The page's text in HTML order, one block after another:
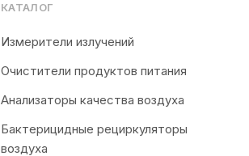
КАТАЛОГ
Измерители излучений
Очистители продуктов питания
Анализаторы качества воздуха
Бактерицидные рециркуляторы
воздуха